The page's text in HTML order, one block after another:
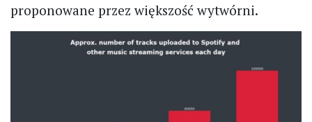
proponowane przez większość wytwórni.